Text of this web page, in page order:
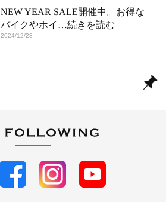
NEW YEAR SALE開催中。お得な
バイクやホイ …続きを読む
2024/12/28